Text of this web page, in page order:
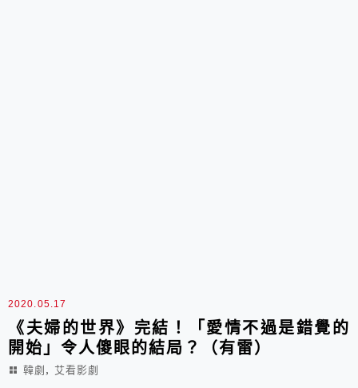
2020.05.17
《夫婦的世界》完結！「愛情不過是錯覺的
開始」令人傻眼的結局？（有雷）
韓劇 , 艾看影劇